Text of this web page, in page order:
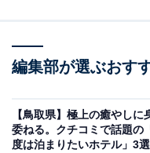
編集部が選ぶおす
【鳥取県】極上の癒やしに
委ねる。クチコミで話題の
度は泊まりたいホテル」3選